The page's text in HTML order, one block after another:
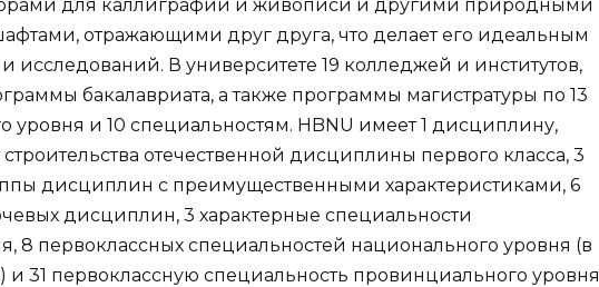
для каллиграфии и живописи и другими природными
отражающими друг друга, что делает его идеальным
исследований. В университете 19 колледжей и институтов,
бакалавриата, а также программы магистратуры по 13
уровня и 10 специальностям. HBNU имеет 1 дисциплину,
отечественной дисциплины первого класса, 3
дисциплин с преимущественными характеристиками, 6
дисциплин, 3 характерные специальности
8 первоклассных специальностей национального уровня (в
и 31 первоклассную специальность провинциального уровня